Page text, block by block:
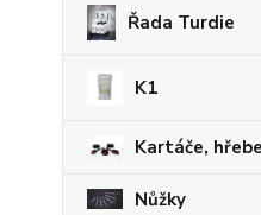
Řada Turdie
K1
Kartáče,
Nůžky